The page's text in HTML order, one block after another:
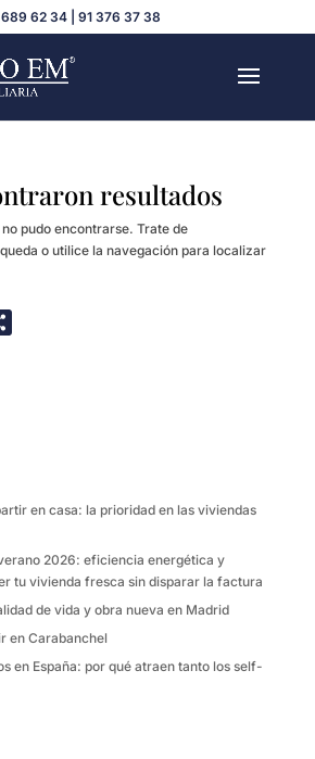
689 62 34 | 91 376 37 38
resultados
pudo encontrarse. Trate de
o utilice la navegación para localizar
i
en casa: la prioridad en las viviendas
2026: eficiencia energética y
tu vivienda fresca sin disparar la factura
de vida y obra nueva en Madrid
en Carabanchel
en España: por qué atraen tanto los self-